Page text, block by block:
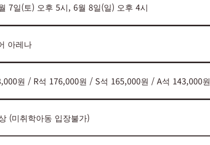
7일(토) 오후 5시, 6월 8일(일) 오후 4시
아레나
원 / R석 176,000원 / S석 165,000원 / A석 143,000원
(미취학아동 입장불가)